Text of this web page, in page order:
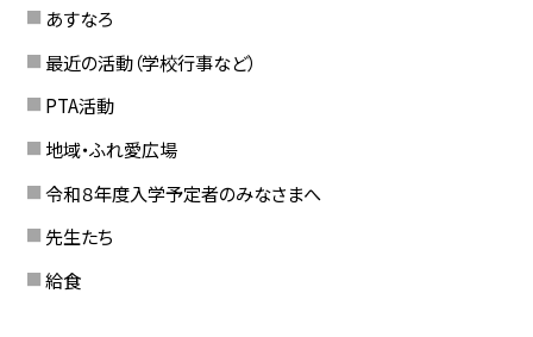
あすなろ
最近の活動（学校行事など）
PTA活動
地域・ふれ愛広場
令和８年度入学予定者のみなさまへ
先生たち
給食